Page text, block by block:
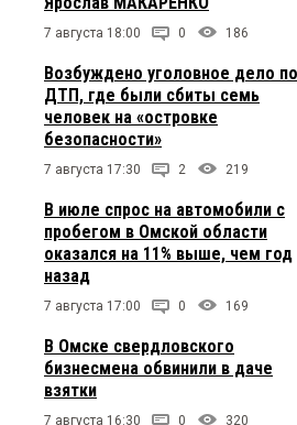
7 августа 18:00 0 186
Возбуждено уголовное дело по
ДТП, где были сбиты семь
человек на «островке
безопасности»
7 августа 17:30 2 219
В июле спрос на автомобили с
пробегом в Омской области
оказался на 11% выше, чем год
назад
7 августа 17:00 0 169
В Омске свердловского
бизнесмена обвинили в даче
взятки
7 августа 16:30 0 320